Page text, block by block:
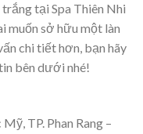
tại Spa Thiên Nhi
muốn sở hữu một làn
chi tiết hơn, bạn hãy
bên dưới nhé!
TP. Phan Rang –